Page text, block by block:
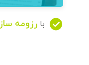
با رزومه ساز